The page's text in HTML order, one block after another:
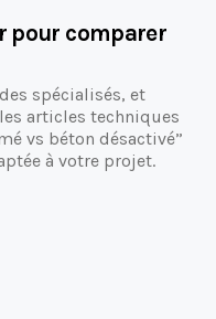
pour comparer
spécialisés, et
articles techniques
vs béton désactivé”
à votre projet.